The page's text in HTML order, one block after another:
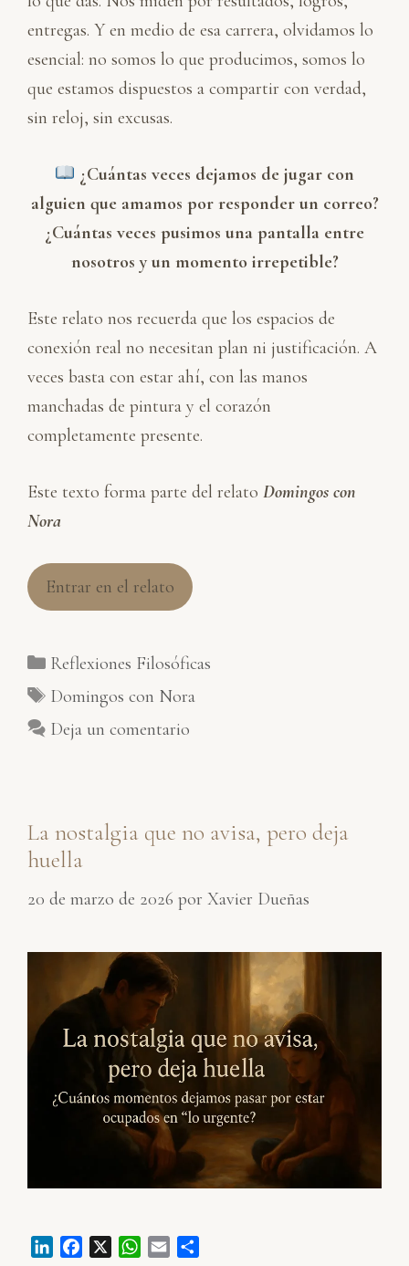
entregas. Y en medio de esa carrera, olvidamos lo
esencial: no somos lo que producimos, somos lo
que estamos dispuestos a compartir con verdad,
sin reloj, sin excusas.
¿Cuántas veces dejamos de jugar con
alguien que amamos por responder un correo?
¿Cuántas veces pusimos una pantalla entre
nosotros y un momento irrepetible?
Este relato nos recuerda que los espacios de
conexión real no necesitan plan ni justificación. A
veces basta con estar ahí, con las manos
manchadas de pintura y el corazón
completamente presente.
Este texto forma parte del relato Domingos con
Nora
Entrar en el relato
Categorías
Reflexiones Filosóficas
Etiquetas
Domingos con Nora
Deja un comentario
La nostalgia que no avisa, pero deja
huella
20 de marzo de 2026 por Xavier Dueñas
W